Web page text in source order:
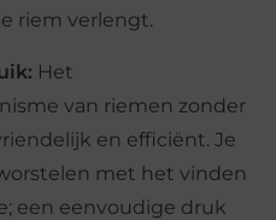
riem verlengt.
Het
van riemen zonder
en efficiënt. Je
met het vinden
een eenvoudige druk